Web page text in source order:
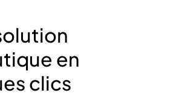
en
clics